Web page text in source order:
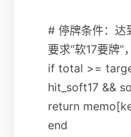
# 停牌条件：达
要求“软17要牌”
if total >=
hit_soft17 &&
return
end